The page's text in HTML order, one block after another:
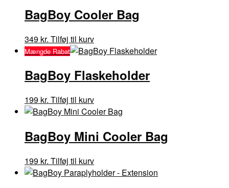
BagBoy Cooler Bag
349 kr. Tilføj til kurv
Mængde Rabat
BagBoy Flaskeholder
199 kr. Tilføj til kurv
BagBoy Mini Cooler Bag
199 kr. Tilføj til kurv